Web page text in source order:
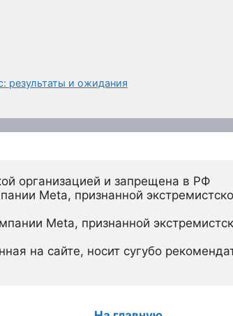
результаты и ожидания
организацией и запрещена в РФ
Meta, признанной
Meta, признанной
на сайте, носит сугубо